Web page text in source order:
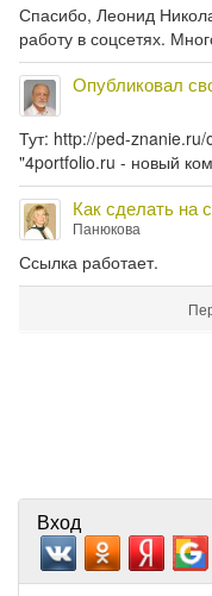
Спасибо, Леонид
работу в соцсетях.
Опубликовал
Тут: http://ped-
"4portfolio.ru - новый
Как сделать на
Панюкова
Ссылка работает.
Вход